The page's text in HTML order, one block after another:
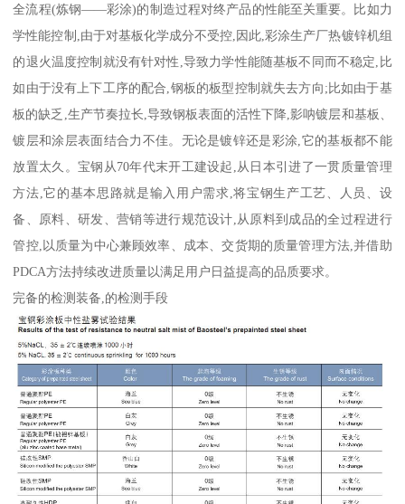
全流程(炼钢——彩涂)的制造过程对终产品的性能至关重要。比如力
学性能控制,由于对基板化学成分不受控,因此,彩涂生产厂热镀锌机组
的退火温度控制就没有针对性,导致力学性能随基板不同而不稳定,比
如由于没有上下工序的配合,钢板的板型控制就失去方向;比如由于基
板的缺乏,生产节奏拉长,导致钢板表面的活性下降,影呐镀层和基板、
镀层和涂层表面结合力不佳。无论是镀锌还是彩涂,它的基板都不能
放置太久。宝钢从70年代末开工建设起,从日本引进了一贯质量管理
方法,它的基本思路就是输入用户需求,将宝钢生产工艺、人员、设
备、原料、研发、营销等进行规范设计,从原料到成品的全过程进行
管控,以质量为中心兼顾效率、成本、交货期的质量管理方法,并借助
PDCA方法持续改进质量以满足用户日益提高的品质要求。
完备的检测装备,的检测手段